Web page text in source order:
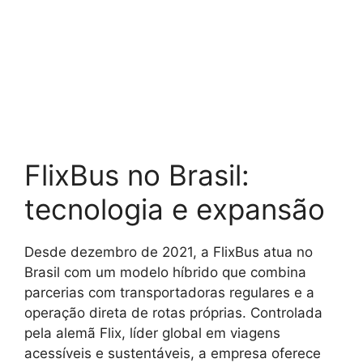
FlixBus no Brasil:
tecnologia e expansão
Desde dezembro de 2021, a FlixBus atua no
Brasil com um modelo híbrido que combina
parcerias com transportadoras regulares e a
operação direta de rotas próprias. Controlada
pela alemã Flix, líder global em viagens
acessíveis e sustentáveis, a empresa oferece